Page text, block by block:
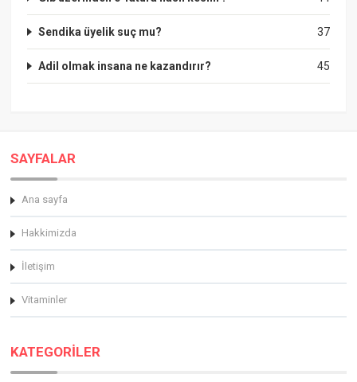
37
Sendika üyelik suç mu?
45
Adil olmak insana ne kazandırır?
SAYFALAR
Ana sayfa
Hakkimizda
İletişim
Vitaminler
KATEGORİLER